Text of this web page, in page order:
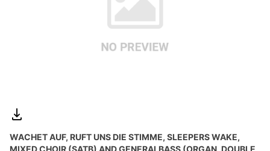
WACHET AUF, RUFT UNS DIE STIMME, SLEEPERS WAKE,